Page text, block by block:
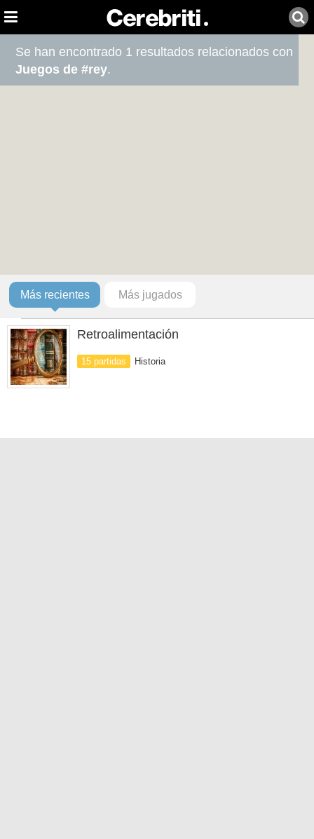
Se han encontrado 1 resultados relacionados con
Juegos de #rey.
Más recientes Más jugados
Retroalimentación
15 partidas Historia